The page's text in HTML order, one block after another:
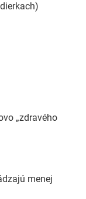
„zdravého
menej